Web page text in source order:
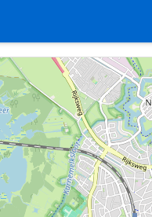
gevonden.
zonder GPS coördinaten.